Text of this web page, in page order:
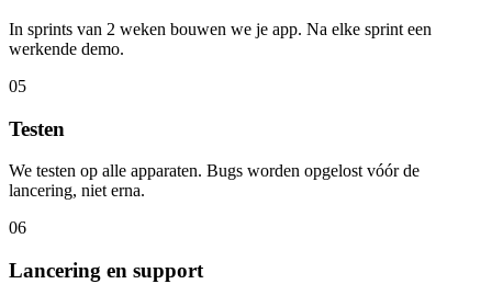
In sprints van 2 weken bouwen we je app. Na elke sprint een
werkende demo.
05
Testen
We testen op alle apparaten. Bugs worden opgelost vóór de
lancering, niet erna.
06
Lancering en support